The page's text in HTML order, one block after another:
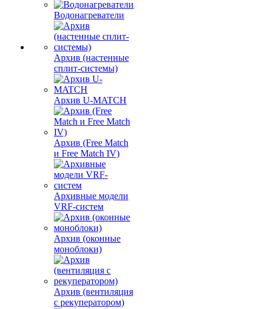
Водонагреватели
Архив (настенные
сплит-системы)
Архив U-MATCH
Архив (Free Match
и Free Match IV)
Архивные модели
VRF-систем
Архив (оконные
моноблоки)
Архив (вентиляция
с рекуператором)